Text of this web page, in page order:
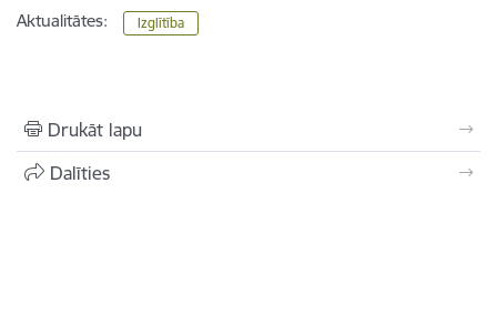
Aktualitātes: Izglītība
Drukāt lapu
Dalīties